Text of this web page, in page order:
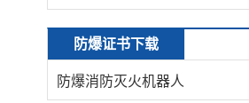
防爆证书下载
防爆消防灭火机器人